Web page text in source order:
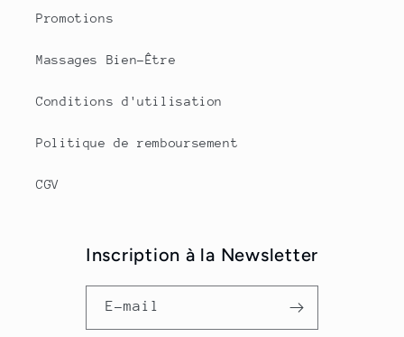
Promotions
Massages Bien-Être
Conditions d'utilisation
Politique de remboursement
CGV
Inscription à la Newsletter
E-mail